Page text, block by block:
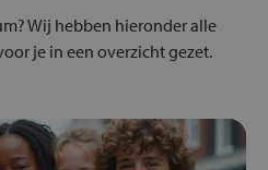
Wij hebben hieronder alle
je in een overzicht gezet.